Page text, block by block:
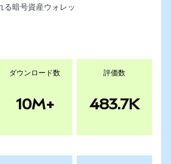
る暗号資産ウォレッ
ダウンロード数
10M+
評価数
483.7K